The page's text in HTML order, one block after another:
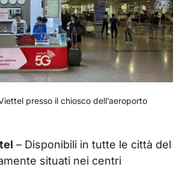
presso il chiosco dell’aeroporto
– Disponibili in tutte le città del
situati nei centri